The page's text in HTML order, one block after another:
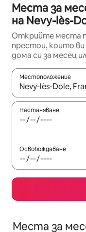
Места за
на Nevy-lès-
Открийте места
престои, които
дома си за месец
Местоположение
Когато
Настаняване
Освобождаване
Места за